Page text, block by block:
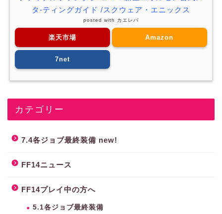
タ-ティングガイド /スクウェア・エニックス
posted with カエレバ
楽天市場 Amazon
7net
カテゴリー
7.4各ジョブ最終装備 new!
FF14ニュース
FF14プレイ中の方へ
5.1各ジョブ最終装備